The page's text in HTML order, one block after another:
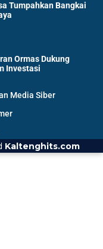
Tumpahkan Bangkai
Ormas Dukung
Investasi
Media Siber
Kaltenghits.com